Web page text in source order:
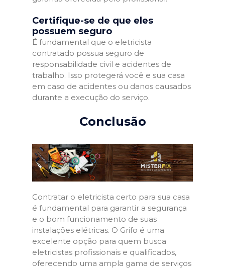
Certifique-se de que eles
possuem seguro
É fundamental que o eletricista
contratado possua seguro de
responsabilidade civil e acidentes de
trabalho. Isso protegerá você e sua casa
em caso de acidentes ou danos causados
durante a execução do serviço.
Conclusão
Contratar o eletricista certo para sua casa
é fundamental para garantir a segurança
e o bom funcionamento de suas
instalações elétricas. O Grifo é uma
excelente opção para quem busca
eletricistas profissionais e qualificados,
oferecendo uma ampla gama de serviços